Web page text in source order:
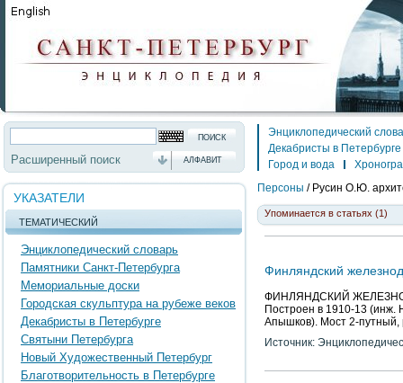
Расширенный поиск АЛФАВИТ
УКАЗАТЕЛИ
ТЕМАТИЧЕСКИЙ
Энциклопедический словарь
Памятники Санкт-Петербурга
Мемориальные доски
Городская скульптура на рубеже веков
Декабристы в Петербурге
Святыни Петербурга
Новый Художественный Петербург
Благотворительность в Петербурге
Энциклопедический
Декабристы в Петербурге
Город и вода
Персоны / Русин О.Ю.
Упоминается в статьях (1)
Финляндский
ФИНЛЯНДСКИЙ
Построен в 1910-13 (инж.
Апышков). Мост 2-путный,
Источник: